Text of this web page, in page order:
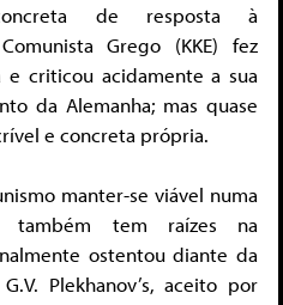
de resposta à
Grego (KKE) fez
e criticou acidamente a sua
da Alemanha; mas quase
e concreta própria.
manter-se viável numa
também tem raízes na
ostentou diante da
Plekhanov’s, aceito por